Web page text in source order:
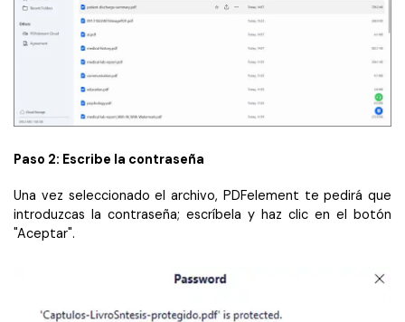
Paso 2: Escribe la contraseña
Una vez seleccionado el archivo, PDFelement te pedirá que
introduzcas la contraseña; escríbela y haz clic en el botón
"Aceptar".